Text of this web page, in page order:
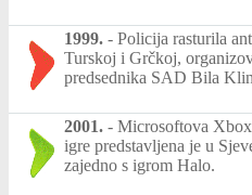
1999. - Policija rasturila
Turskoj i Grčkoj,
predsednika SAD Bila
2001. - Microsoftova
igre predstavljena je u
zajedno s igrom Halo.